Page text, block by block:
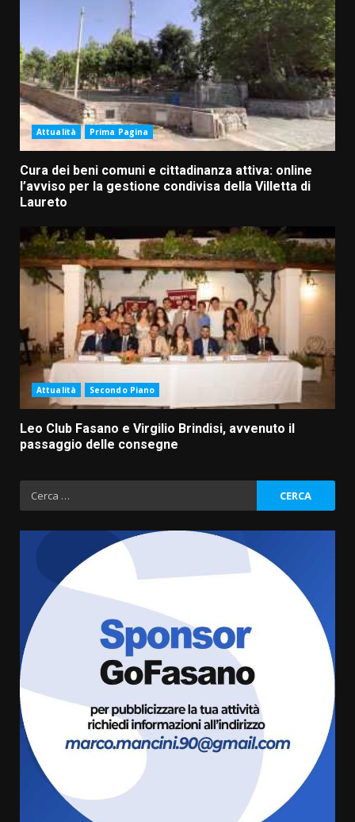
Attualità Prima Pagina
Cura dei beni comuni e cittadinanza attiva: online
l’avviso per la gestione condivisa della Villetta di
Laureto
Attualità Secondo Piano
Leo Club Fasano e Virgilio Brindisi, avvenuto il
passaggio delle consegne
Ricerca
per:
Grazia Neglia, coordinatrice
cittadina di Fratelli d’Italia,
pronta a tornare in Consiglio
comunale
6 Agosto 2026 08:00
Cura dei beni comuni e
cittadinanza attiva: online
l’avviso per la gestione
condivisa della Villetta di